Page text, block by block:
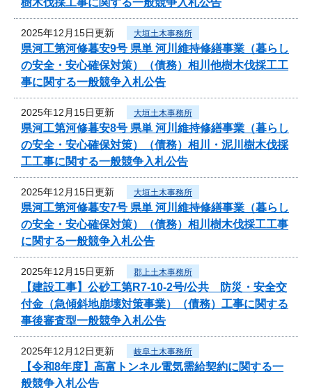
2025年12月15日更新 大垣土木事務所
県河工第河修暮安9号 県単 河川維持修繕事業（暮らし
の安全・安心確保対策）（債務）相川他樹木伐採工工
事に関する一般競争入札公告
2025年12月15日更新 大垣土木事務所
県河工第河修暮安8号 県単 河川維持修繕事業（暮らし
の安全・安心確保対策）（債務）相川・泥川樹木伐採
工工事に関する一般競争入札公告
2025年12月15日更新 大垣土木事務所
県河工第河修暮安7号 県単 河川維持修繕事業（暮らし
の安全・安心確保対策）（債務）相川樹木伐採工工事
に関する一般競争入札公告
2025年12月15日更新 郡上土木事務所
【建設工事】公砂工第R7-10-2号/公共 防災・安全交
付金（急傾斜地崩壊対策事業）（債務）工事に関する
事後審査型一般競争入札公告
2025年12月12日更新 岐阜土木事務所
【令和8年度】高富トンネル電気需給契約に関する一
般競争入札公告